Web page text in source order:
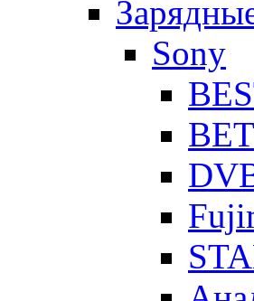
Sony